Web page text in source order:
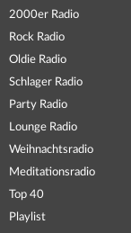
2000er Radio
Rock Radio
Oldie Radio
Schlager Radio
Party Radio
Lounge Radio
Weihnachtsradio
Meditationsradio
Top 40
Playlist